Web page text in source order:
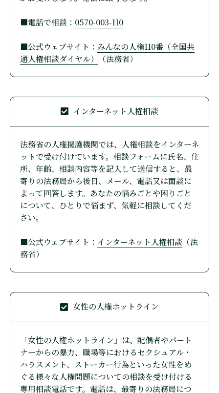
■電話で相談： 0570-003-110
■公式ウェブサイト： みんなの人権110番（全国共
通人権相談ダイヤル）
（法務省）
インターネット人権相談
法務省の人権擁護機関では、人権相談をインターネ
ットで受け付けています。相談フォームに氏名、住
所、年齢、相談内容等を記入して送信すると、最
寄りの法務局から後日、メール、電話又は面談に
よって回答します。あなたの悩みごとや困りごと
について、ひとりで悩まず、気軽に相談してくだ
さい。
■公式ウェブサイト： インターネット人権相談 （法
務省）
女性の人権ホットライン
「女性の人権ホットライン」は、配偶者やパート
ナーからの暴力、職場等におけるセクシュアル・
ハラスメント、ストーカー行為といった女性をめ
ぐる様々な人権問題についての相談を受け付ける
専用相談電話です。電話は、最寄りの法務局につ